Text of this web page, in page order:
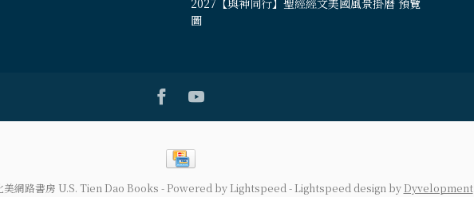
圖
網路書房 U.S. Tien Dao Books - Powered by Lightspeed - Lightspeed design by Dyvelopment